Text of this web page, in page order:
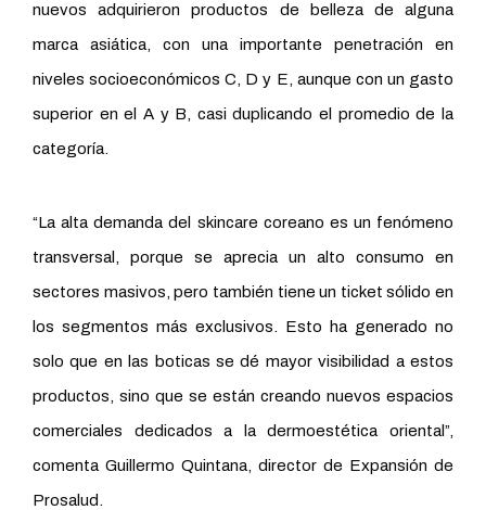
nuevos adquirieron productos de belleza de alguna
marca asiática, con una importante penetración en
niveles socioeconómicos C, D y E, aunque con un gasto
superior en el A y B, casi duplicando el promedio de la
categoría.
“La alta demanda del skincare coreano es un fenómeno
transversal, porque se aprecia un alto consumo en
sectores masivos, pero también tiene un ticket sólido en
los segmentos más exclusivos. Esto ha generado no
solo que en las boticas se dé mayor visibilidad a estos
productos, sino que se están creando nuevos espacios
comerciales dedicados a la dermoestética oriental”,
comenta Guillermo Quintana, director de Expansión de
Prosalud.